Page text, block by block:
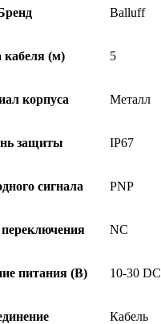
Balluff
кабеля (м) 5
корпуса Металл
защиты IP67
сигнала PNP
NC
питания (В) 10-30 DC
Кабель